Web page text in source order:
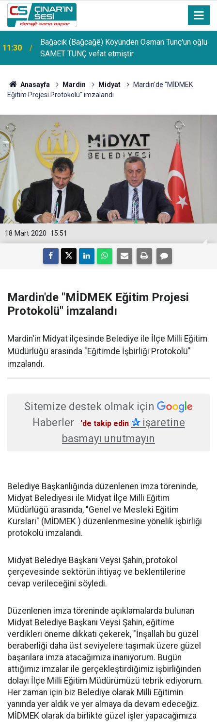
11:30
Bağacık (Bağcağê) Köyünden Osman Tunç'un oğlu
SAMET TUNÇ vefat etmiştir
Anasayfa Mardin Midyat‎
Mardin'de "MİDMEK
Eğitim Projesi Protokolü" imzalandı
15:51
18 Mart 2020
Mardin'de "MİDMEK Eğitim Projesi
Protokolü" imzalandı
Mardin'in Midyat ilçesinde Belediye ile İlçe Milli Eğitim
Müdürlüğü arasında "Eğitimde İşbirliği Protokolü"
imzalandı.
Sitemize destek olmak için
Haberler
'de takip edin ✰işaretine
basmayı unutmayın
Belediye Başkanlığında düzenlenen imza töreninde,
Midyat Belediyesi ile Midyat İlçe Milli Eğitim
Müdürlüğü arasında, "Genel ve Mesleki Eğitim
Kursları" (MİDMEK ) düzenlenmesine yönelik işbirliği
protokolü imzalandı.
Midyat Belediye Başkanı Veysi Şahin, protokol
çerçevesinde sektörün ihtiyaç ve beklentilerine
cevap verileceğini söyledi.
Düzenlenen imza töreninde açıklamalarda bulunan
Midyat Belediye Başkanı Veysi Şahin, eğitime
verdikleri öneme dikkati çekerek, "İnşallah bu güzel
beraberliği daha üst seviyelere taşımak üzere güzel
başarılara imza atacağımıza inanıyorum. Bugün
attığımız imzalar ile gerçekleştirdiğimiz işbirliğinden
dolayı İlçe Milli Eğitim Müdürümüzü tebrik ediyorum.
Her zaman için biz Belediye olarak Milli Eğitimin
yanında yer aldık ve yer almaya da devam edeceğiz.
MİDMEK olarak da birlikte güzel işler yapacağımıza